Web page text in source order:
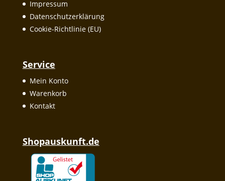
Impressum
Datenschutzerklärung
Cookie-Richtlinie (EU)
Service
Mein Konto
Warenkorb
Kontakt
Shopauskunft.de